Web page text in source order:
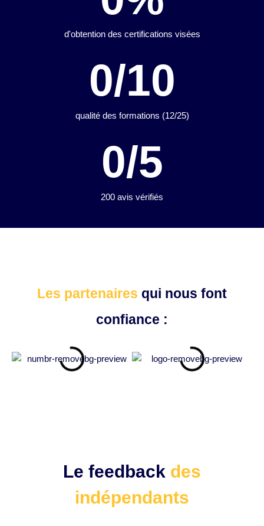
d'obtention des certifications visées
qualité des formations (12/25)
0/10
200 avis vérifiés
0/5
Les partenaires qui nous font
confiance :
Le feedback des
indépendants